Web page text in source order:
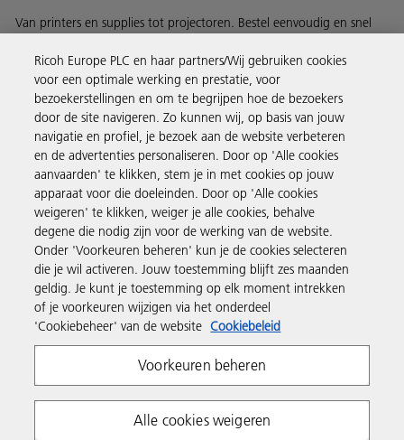
Van printers en supplies tot projectoren. Bestel eenvoudig en snel
Ontdek meer
Business Solutions
Producten en services
Support en contact
Inspiratie
Volg Ricoh
Ricoh Europe PLC en haar partners/Wij gebruiken cookies
voor een optimale werking en prestatie, voor
bezoekerstellingen en om te begrijpen hoe de bezoekers
door de site navigeren. Zo kunnen wij, op basis van jouw
navigatie en profiel, je bezoek aan de website verbeteren
en de advertenties personaliseren. Door op 'Alle cookies
aanvaarden' te klikken, stem je in met cookies op jouw
apparaat voor die doeleinden. Door op 'Alle cookies
weigeren' te klikken, weiger je alle cookies, behalve
degene die nodig zijn voor de werking van de website.
Onder 'Voorkeuren beheren' kun je de cookies selecteren
die je wil activeren. Jouw toestemming blijft zes maanden
geldig. Je kunt je toestemming op elk moment intrekken
of je voorkeuren wijzigen via het onderdeel
'Cookiebeheer' van de website Cookiebeleid
Voorkeuren beheren
Alle cookies weigeren